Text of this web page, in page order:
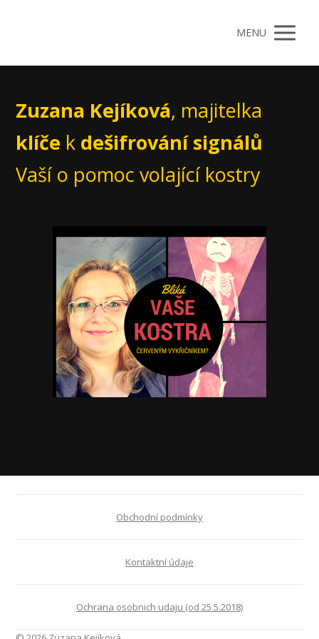
MENU
Zuzana Kejíková, majitelka
klíče k dešifrování signálů
Vaší o pomoc volající kostry
Obchodní podmínky
Kontaktní údaje
Ochrana osobnich udaju (od 25.5.2018)